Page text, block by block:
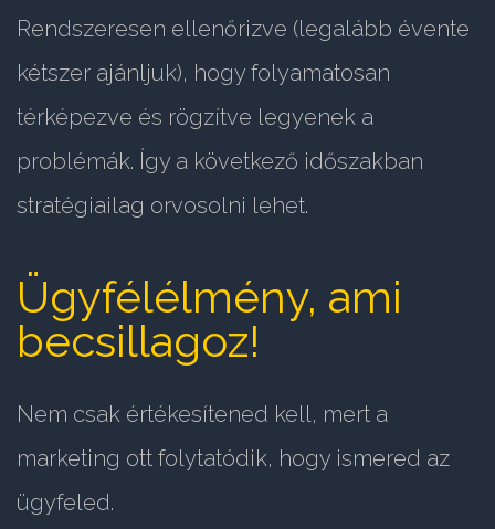
Rendszeresen ellenőrizve (legalább évente
kétszer ajánljuk), hogy folyamatosan
térképezve és rögzítve legyenek a
problémák. Így a következő időszakban
stratégiailag orvosolni lehet.
Ügyfélélmény, ami
becsillagoz!
Nem csak értékesítened kell, mert a
marketing ott folytatódik, hogy ismered az
ügyfeled.